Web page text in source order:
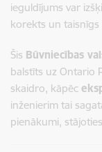
ieguldījums var
korekts un
Šis Būvniecības
balstīts uz Ontario
skaidro, kāpēc
inženierim tai
pienākumi,